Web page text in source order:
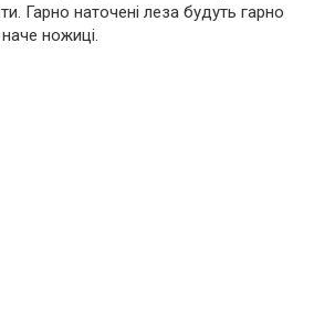
Гарно наточені леза будуть гарно
ножиці.